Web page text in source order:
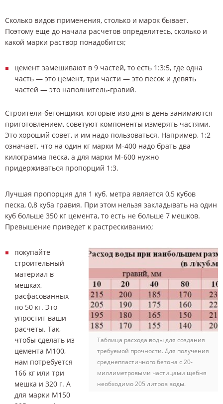
Сколько видов применения, столько и марок бывает.
Поэтому еще до начала расчетов определитесь, сколько и
какой марки раствор понадобится;
цемент замешивают в 9 частей, то есть 1:3:5, где одна
часть — это цемент, три части — это песок и девять
частей — это наполнитель-гравий.
Строители-бетонщики, которые изо дня в день занимаются
приготовлением, советуют компоненты измерять частями.
Это хороший совет, и им надо пользоваться. Например, 1:2
означает, что на один кг марки М-400 надо брать два
килограмма песка, а для марки М-600 нужно
придерживаться пропорций 1:3.
Лучшая пропорция для 1 куб. метра является 0,5 кубов
песка, 0,8 куба гравия. При этом нельзя закладывать на один
куб больше 350 кг цемента, то есть не больше 7 мешков.
Превышение приведет к растрескиванию;
Таблица расхода воды для создания
требуемой прочности. Для получения
среднепластичного бетона с 20-
миллиметровыми частицами щебня
необходимо 205 литров воды.
покупайте
строительный
материал в
мешках,
расфасованных
по 50 кг. Это
упростит ваши
расчеты. Так,
чтобы сделать из
цемента М100,
нам потребуется
166 кг или три
мешка и 320 г. А
для марки М150